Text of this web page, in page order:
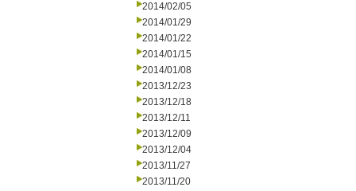
2014/02/05
2014/01/29
2014/01/22
2014/01/15
2014/01/08
2013/12/23
2013/12/18
2013/12/11
2013/12/09
2013/12/04
2013/11/27
2013/11/20